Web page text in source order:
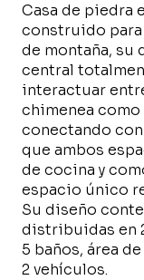
Casa de piedra
construido
de montaña, su
central
interactuar
chimenea como
conectando
que ambos
de cocina y
espacio único
Su diseño
distribuidas en
5 baños, área
2 vehículos.